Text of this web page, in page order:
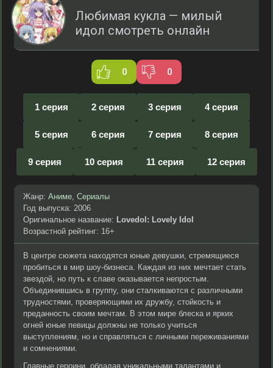
Любимая кукла — милый
идол смотреть онлайн
0 0
1 серия 2 серия 3 серия 4 серия
5 серия 6 серия 7 серия 8 серия
9 серия 10 серия 11 серия 12 серия
Жанр: Аниме, Сериалы
Год выпуска: 2006
Оригинальное название: Lovedol: Lovely Idol
Возрастной рейтинг: 16+
В центре сюжета находятся юные девушки, стремящиеся
пробиться в мир шоу-бизнеса. Каждая из них мечтает стать
звездой, но путь к славе оказывается непростым.
Объединившись в группу, они сталкиваются с различными
трудностями, проверяющими их дружбу, стойкость и
преданность своим мечтам. В этом мире блеска и ярких
огней юные певицы должны не только учиться
выступлениям, но и справляться с личными переживаниями
и сомнениями.
Главные героини, обладая уникальными талантами и